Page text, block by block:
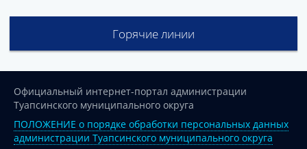
Горячие линии
Официальный интернет-портал администрации
Туапсинского муниципального округа
ПОЛОЖЕНИЕ о порядке обработки персональных данных
администрации Туапсинского муниципального округа